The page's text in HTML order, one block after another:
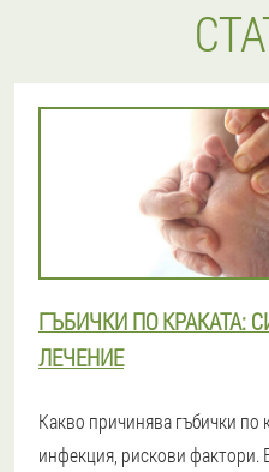
ГЪБИЧКИ ПО КРАКАТА:
ЛЕЧЕНИЕ
Какво причинява гъбички по
инфекция, рискови фактори.